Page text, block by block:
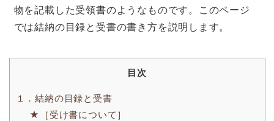
物を記載した受領書のようなものです。このページ
では結納の目録と受書の書き方を説明します。
目次
１．結納の目録と受書
★［受け書について］